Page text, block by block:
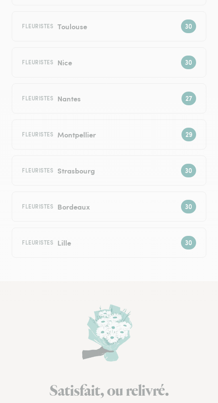
FLEURISTES Toulouse
FLEURISTES Nice
FLEURISTES Nantes
FLEURISTES Montpellier
FLEURISTES Strasbourg
FLEURISTES Bordeaux
FLEURISTES Lille
Satisfait, ou relivré.